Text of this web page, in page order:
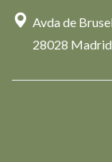
Avda de
28028